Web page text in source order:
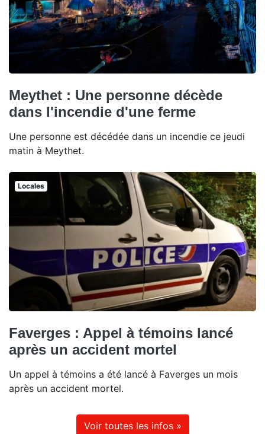
Meythet : Une personne décède
dans l'incendie d'une ferme
Une personne est décédée dans un incendie ce jeudi
matin à Meythet.
Locales
Faverges : Appel à témoins lancé
après un accident mortel
Un appel à témoins a été lancé à Faverges un mois
après un accident mortel.
Voir toutes les infos »